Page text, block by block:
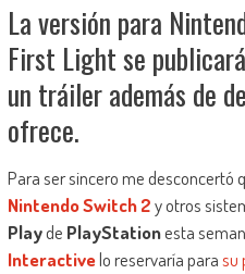
La versión para
First Light se
un tráiler además de
ofrece.
Para ser sincero me desconcertó
Nintendo Switch 2y otros
Playde PlayStationesta
Interactivelo reservaría parasu